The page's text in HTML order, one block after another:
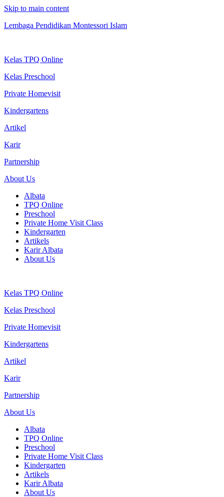
Skip to main content
Lembaga Pendidikan Montessori Islam
Kelas TPQ Online
Kelas Preschool
Private Homevisit
Kindergartens
Artikel
Karir
Partnership
About Us
Albata
TPQ Online
Preschool
Private Home Visit Class
Kindergarten
Artikels
Karir Albata
About Us
Kelas TPQ Online
Kelas Preschool
Private Homevisit
Kindergartens
Artikel
Karir
Partnership
About Us
Albata
TPQ Online
Preschool
Private Home Visit Class
Kindergarten
Artikels
Karir Albata
About Us